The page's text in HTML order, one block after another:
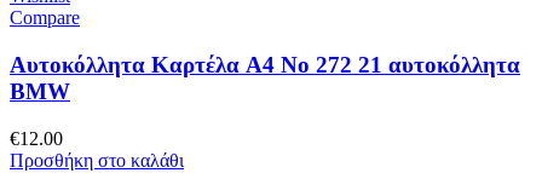
Compare
Αυτοκόλλητα Καρτέλα A4 No 272 21 αυτοκόλλητα
BMW
€12.00
Προσθήκη στο καλάθι